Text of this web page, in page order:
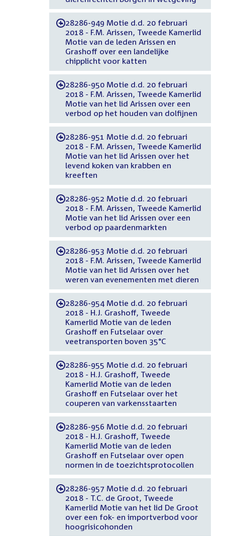
-28286-949 Motie d.d. 20 februari
2018 - F.M. Arissen, Tweede Kamerlid
Motie van de leden Arissen en
Grashoff over een landelijke
chipplicht voor katten
-28286-950 Motie d.d. 20 februari
2018 - F.M. Arissen, Tweede Kamerlid
Motie van het lid Arissen over een
verbod op het houden van dolfijnen
-28286-951 Motie d.d. 20 februari
2018 - F.M. Arissen, Tweede Kamerlid
Motie van het lid Arissen over het
levend koken van krabben en
kreeften
-28286-952 Motie d.d. 20 februari
2018 - F.M. Arissen, Tweede Kamerlid
Motie van het lid Arissen over een
verbod op paardenmarkten
-28286-953 Motie d.d. 20 februari
2018 - F.M. Arissen, Tweede Kamerlid
Motie van het lid Arissen over het
weren van evenementen met dieren
-28286-954 Motie d.d. 20 februari
2018 - H.J. Grashoff, Tweede
Kamerlid Motie van de leden
Grashoff en Futselaar over
veetransporten boven 35°C
-28286-955 Motie d.d. 20 februari
2018 - H.J. Grashoff, Tweede
Kamerlid Motie van de leden
Grashoff en Futselaar over het
couperen van varkensstaarten
-28286-956 Motie d.d. 20 februari
2018 - H.J. Grashoff, Tweede
Kamerlid Motie van de leden
Grashoff en Futselaar over open
normen in de toezichtsprotocollen
-28286-957 Motie d.d. 20 februari
2018 - T.C. de Groot, Tweede
Kamerlid Motie van het lid De Groot
over een fok- en importverbod voor
hoogrisicohonden